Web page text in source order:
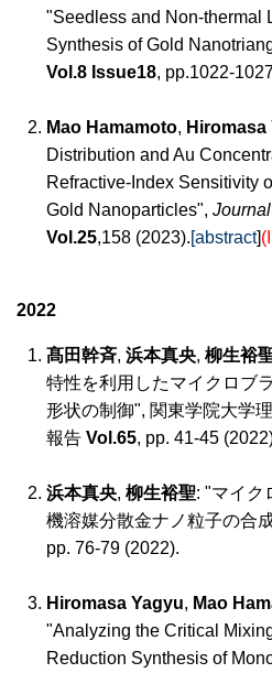
"Seedless and Non-thermal
Synthesis of Gold
Vol.8 Issue18, pp.1022-
Mao Hamamoto, Hiromasa
Distribution and Au
Refractive-Index Sensitivity
Gold Nanoparticles",
Vol.25,158 (2023).[abstract]
2022
髙田幹斉, 浜本真央, 柳生裕
特性を利用したマイクロブ
形状の制御", 関東学院大学
報告 Vol.65, pp. 41-45
浜本真央, 柳生裕聖: "マイク
機溶媒分散金ナノ粒子の合
pp. 76-79 (2022).
Hiromasa Yagyu, Mao
"Analyzing the Critical
Reduction Synthesis of